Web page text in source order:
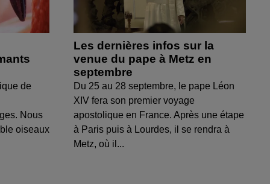
de
Nous
oiseaux
Les dernières infos sur la
venue du pape à Metz en
septembre
Du 25 au 28 septembre, le pape Léon
XIV fera son premier voyage
apostolique en France. Après une étape
à Paris puis à Lourdes, il se rendra à
Metz, où il...